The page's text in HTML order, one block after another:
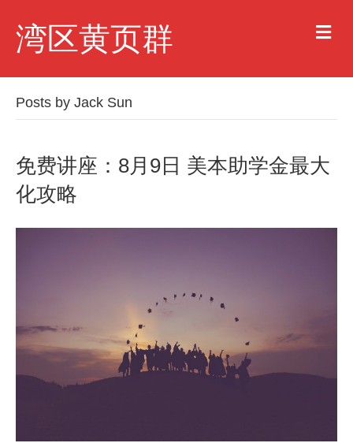
湾区黄页群 M
e
u
Posts by Jack Sun
免费讲座：8月9日 美本助学金最大
化攻略